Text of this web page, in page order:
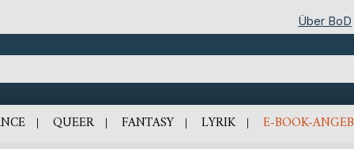
Über BoD
QUEER FANTASY LYRIK E-BOOK-